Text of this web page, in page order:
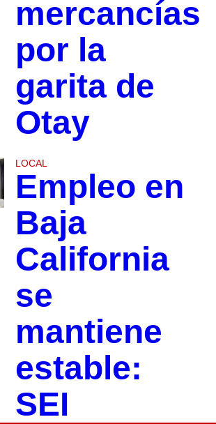
mercancías
por la
garita de
Otay
LOCAL
Empleo en
Baja
California
se
mantiene
estable:
SEI